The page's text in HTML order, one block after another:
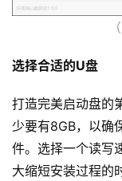
选择合适的U盘
打造完美启动盘的
少要有8GB，以确
件。选择一个读写
大缩短安装过程的